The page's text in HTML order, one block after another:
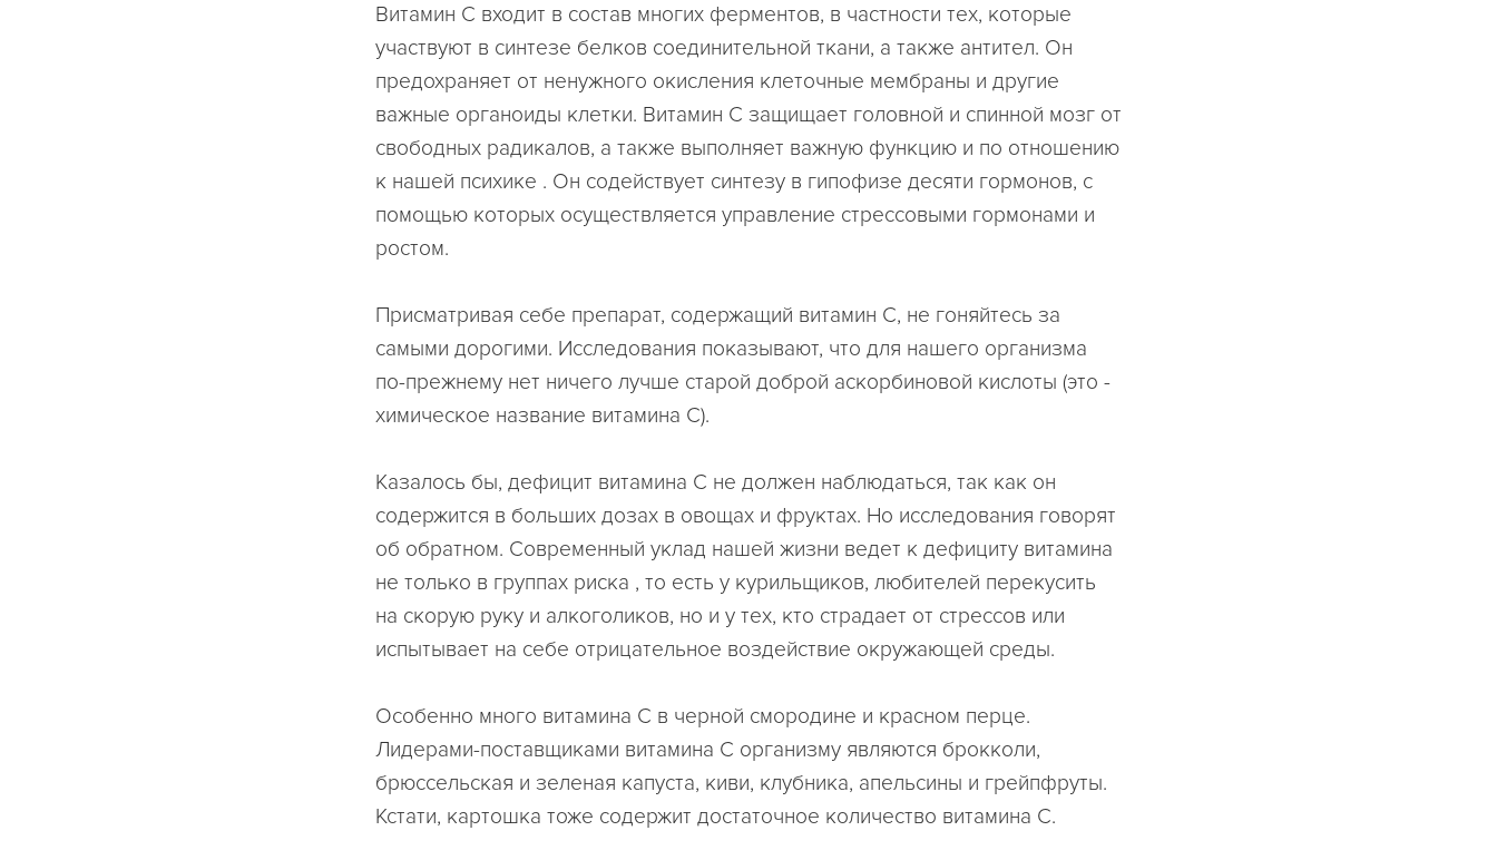
Витамин С входит в состав многих ферментов, в частности тех, которые
участвуют в синтезе белков соединительной ткани, а также антител. Он
предохраняет от ненужного окисления клеточные мембраны и другие
важные органоиды клетки. Витамин С защищает головной и спинной мозг от
свободных радикалов, а также выполняет важную функцию и по отношению
к нашей психике . Он содействует синтезу в гипофизе десяти гормонов, с
помощью которых осуществляется управление стрессовыми гормонами и
ростом.
Присматривая себе препарат, содержащий витамин С, не гоняйтесь за
самыми дорогими. Исследования показывают, что для нашего организма
по-прежнему нет ничего лучше старой доброй аскорбиновой кислоты (это -
химическое название витамина С).
Казалось бы, дефицит витамина С не должен наблюдаться, так как он
содержится в больших дозах в овощах и фруктах. Но исследования говорят
об обратном. Современный уклад нашей жизни ведет к дефициту витамина
не только в группах риска , то есть у курильщиков, любителей перекусить
на скорую руку и алкоголиков, но и у тех, кто страдает от стрессов или
испытывает на себе отрицательное воздействие окружающей среды.
Особенно много витамина С в черной смородине и красном перце.
Лидерами-поставщиками витамина С организму являются брокколи,
брюссельская и зеленая капуста, киви, клубника, апельсины и грейпфруты.
Кстати, картошка тоже содержит достаточное количество витамина С.